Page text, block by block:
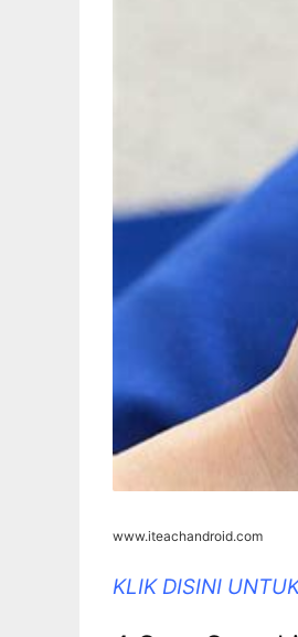
www.iteachandroid.com
KLIK DISINI